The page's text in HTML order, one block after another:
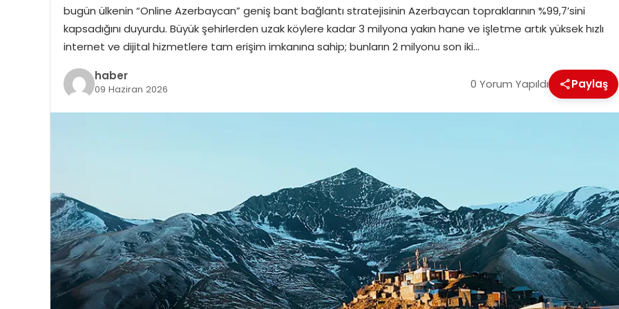
bugün ülkenin “Online Azerbaycan” geniş bant bağlantı stratejisinin Azerbaycan topraklarının %99,7’sini
kapsadığını duyurdu. Büyük şehirlerden uzak köylere kadar 3 milyona yakın hane ve işletme artık yüksek hızlı
internet ve dijital hizmetlere tam erişim imkanına sahip; bunların 2 milyonu son iki…
haber
09 Haziran 2026 0 Yorum Yapıldı Paylaş